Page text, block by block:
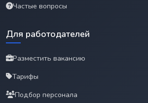
Частые вопросы
Для работодателей
Разместить вакансию
Тарифы
Подбор персонала